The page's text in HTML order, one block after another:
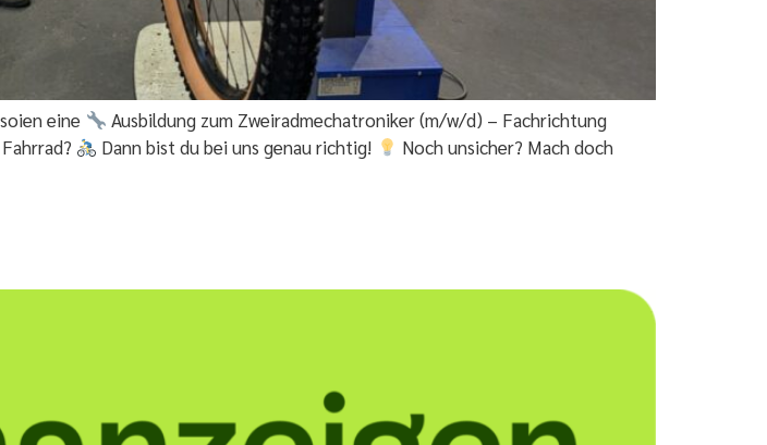
eine
Ausbildung zum Zweiradmechatroniker (m/w/d) – Fachrichtung
Dann bist du bei uns genau richtig!
Noch unsicher? Mach doch